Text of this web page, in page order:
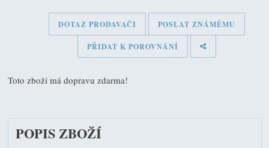
DOTAZ PRODAVAČI POSLAT ZNÁMÉMU
PŘIDAT K POROVNÁNÍ
Toto zboží má dopravu zdarma!
POPIS ZBOŽÍ